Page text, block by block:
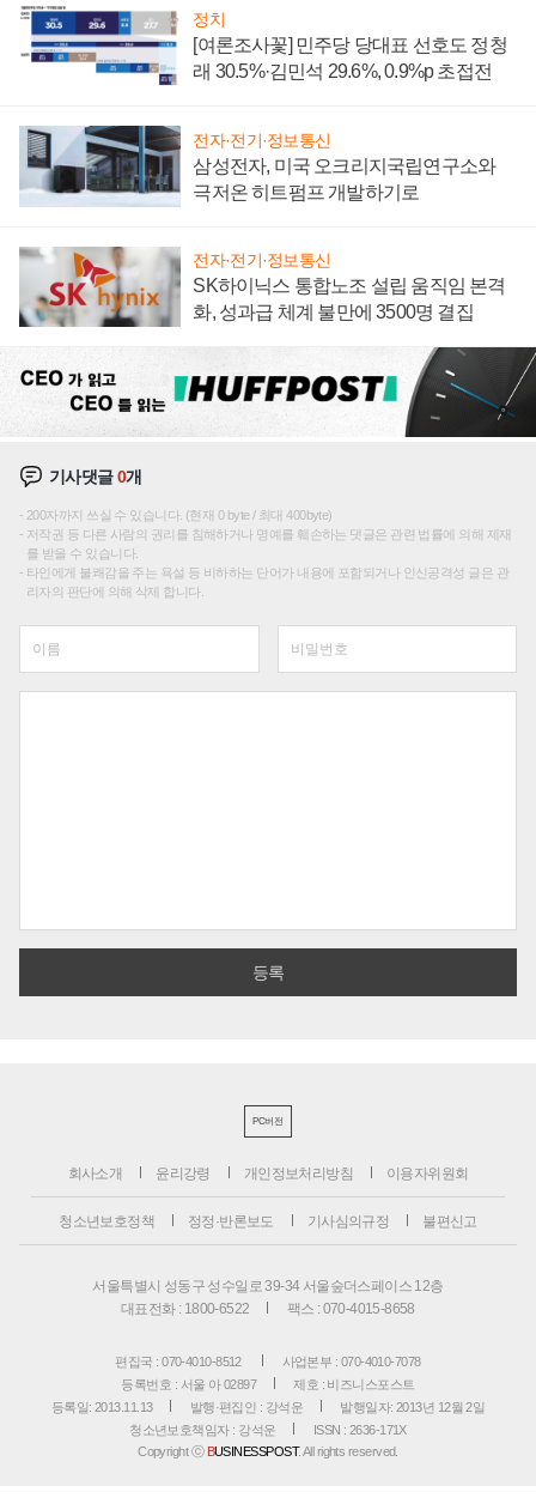
정치
[여론조사꽃] 민주당 당대표 선호도 정청
래 30.5%·김민석 29.6%, 0.9%p 초접전
전자·전기·정보통신
삼성전자, 미국 오크리지국립연구소와
극저온 히트펌프 개발하기로
전자·전기·정보통신
SK하이닉스 통합노조 설립 움직임 본격
화, 성과급 체계 불만에 3500명 결집
기사댓글0개
200자까지 쓰실 수 있습니다. (현재 0 byte / 최대 400byte)
저작권 등 다른 사람의 권리를 침해하거나 명예를 훼손하는 댓글은 관련 법률에 의해 제재
를 받을 수 있습니다.
타인에게 불쾌감을 주는 욕설 등 비하하는 단어가 내용에 포함되거나 인신공격성 글은 관
리자의 판단에 의해 삭제 합니다.
PC버전
회사소개 윤리강령 개인정보처리방침 이용자위원회
청소년보호정책 정정·반론보도 기사심의규정 불편신고
서울특별시 성동구 성수일로 39-34 서울숲더스페이스 12층
대표전화 : 1800-6522
팩스 : 070-4015-8658
편집국 : 070-4010-8512
사업본부 : 070-4010-7078
등록번호 : 서울 아 02897
제호 : 비즈니스포스트
등록일: 2013.11.13
발행·편집인 : 강석운
발행일자: 2013년 12월 2일
청소년보호책임자 : 강석운
ISSN : 2636-171X
Copyright ⓒ BUSINESSPOST. All rights reserved.